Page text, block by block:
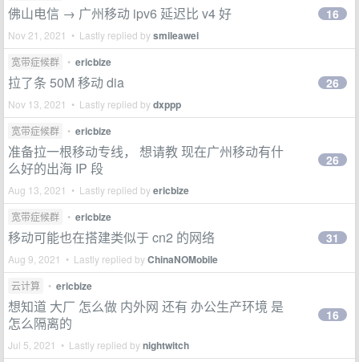
佛山电信 → 广州移动 ipv6 延迟比 v4 好
Nov 21, 2021 • Lastly replied bysmileawei
16
宽带症候群 • ericbize
拉了条 50M 移动 dia
Nov 13, 2021 • Lastly replied bydxppp
26
宽带症候群 • ericbize
准备拉一根移动专线， 想请教 现在广州移动有什
么好的出海 IP 段
Aug 13, 2021 • Lastly replied byericbize
26
宽带症候群 • ericbize
移动可能也在搭建类似于 cn2 的网络
Aug 9, 2021 • Lastly replied byChinaNOMobile
31
云计算 • ericbize
想知道 大厂 怎么做 内外网 还有 办公生产环境 是
怎么隔离的
Jul 5, 2021 • Lastly replied bynightwitch
16